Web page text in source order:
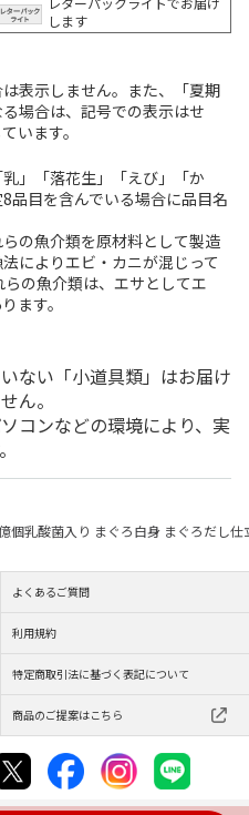
します
表示しません。また、「夏期
場合は、記号での表示はせ
います。
」「落花生」「えび」「か
品目を含んでいる場合に品目名
の魚介類を原材料として製造
によりエビ・カニが混じって
の魚介類は、エサとしてエ
ます。
ない「小道具類」はお届け
ん。
コンなどの環境により、実
個乳酸菌入り まぐろ白身 まぐろだし仕
よくあるご質問
利用規約
特定商取引法に基づく表記について
商品のご提案はこちら